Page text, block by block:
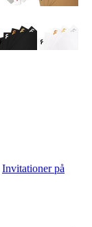
Invitationer på